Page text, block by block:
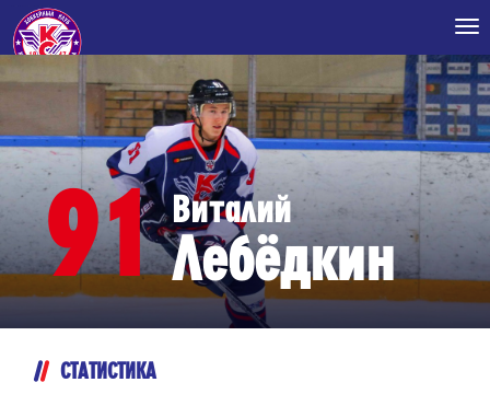
91 Виталий
Лебёдкин
СТАТИСТИКА